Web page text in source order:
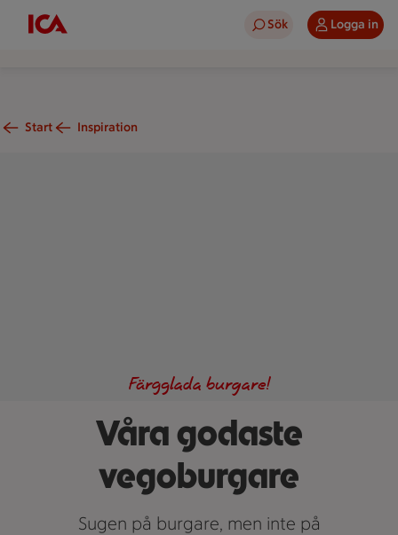
Sök Logga in
Start Inspiration
Våra godaste
vegoburgare
Färgglada burgare!
Sugen på burgare, men inte på